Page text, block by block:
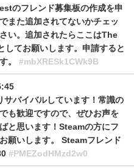
のフレンド募集板の作成を申
また追加されてないかチェッ
い。追加されたらここはThe
してお願いします。申請すると
。 #mbXRESk1CWk9B
サバイバルしています！常識の
も歓迎ですので、ぜひお声を
と思います！Steamの方にフ
願いします。 Steamフレンド
#PMEZodHMzd2w0